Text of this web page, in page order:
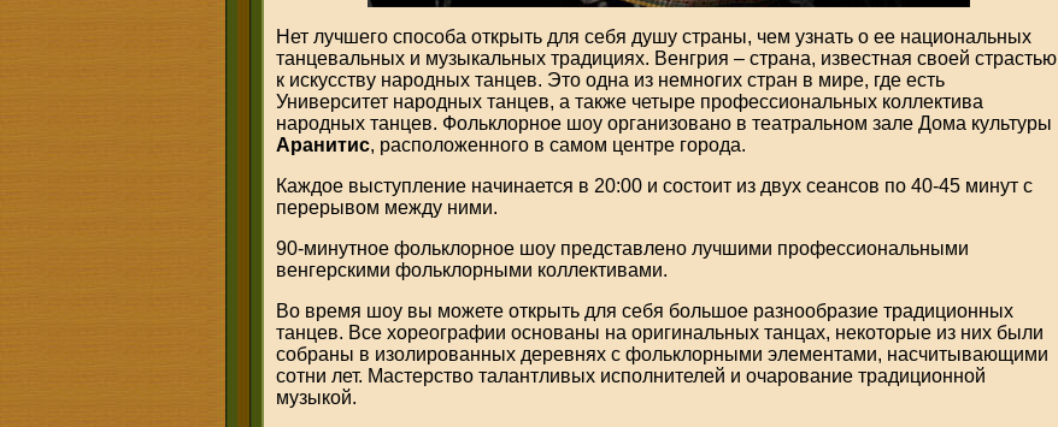
Нет лучшего способа открыть для себя душу страны, чем узнать о ее национальных
танцевальных и музыкальных традициях. Венгрия – страна, известная своей страстью
к искусству народных танцев. Это одна из немногих стран в мире, где есть
Университет народных танцев, а также четыре профессиональных коллектива
народных танцев. Фольклорное шоу организовано в театральном зале Дома культуры
Аранитис, расположенного в самом центре города.
Каждое выступление начинается в 20:00 и состоит из двух сеансов по 40-45 минут с
перерывом между ними.
90-минутное фольклорное шоу представлено лучшими профессиональными
венгерскими фольклорными коллективами.
Во время шоу вы можете открыть для себя большое разнообразие традиционных
танцев. Все хореографии основаны на оригинальных танцах, некоторые из них были
собраны в изолированных деревнях с фольклорными элементами, насчитывающими
сотни лет. Мастерство талантливых исполнителей и очарование традиционной
музыкой.